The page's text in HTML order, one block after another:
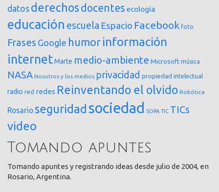
datos derechosdocentes ecología
educación escuela Espacio Facebook foto
Frases Google humor información
internetMarte medio-ambiente Microsoft música
NASA Nosotros y los medios privacidad propiedad intelectual
radio red redes Reinventando el olvido Robótica
Rosario seguridad sociedad SOPA TIC TICs
video
Tomando apuntes
Tomando apuntes y registrando ideas desde julio de 2004, en
Rosario, Argentina.